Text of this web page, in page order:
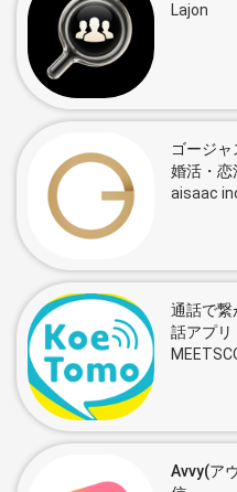
Lajon
ゴージ
婚活・恋
aisaac
通話で繋
話アプリ
Avvy(ア